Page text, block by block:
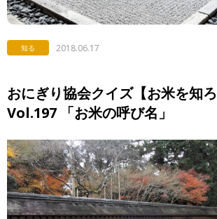
知る 2018.06.17
おにぎり協会クイズ【お米を知ろ
Vol.197 「お米の呼び名」